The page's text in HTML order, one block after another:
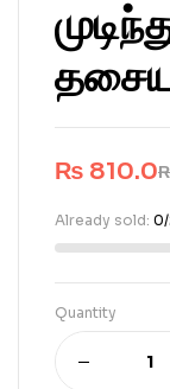
₨ 810.0
Already sold:
Quantity